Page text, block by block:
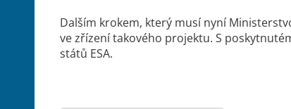
Dalším krokem, který musí nyní
ve zřízení takového projektu. S
států ESA.